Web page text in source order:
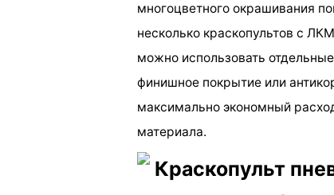
многоцветного окрашивания
несколько краскопультов с
можно использовать
финишное покрытие или
максимально экономный
материала.